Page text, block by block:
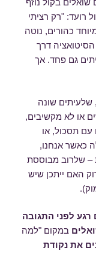
בקול נוזף
רועד: "רק רציתי
כהורים, נוטה
דרך
גם פחד. אך
שלעיתים שונה
או לא מקשיבים,
עם תסכול, או
כאשר אנחנו,
– שלרוב מבוססת
האם ייתכן שיש
במקום "למה
את נקודת